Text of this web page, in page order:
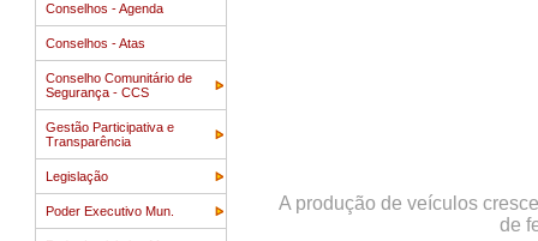
Conselhos - Agenda
Conselhos - Atas
Conselho Comunitário de
Segurança - CCS
Gestão Participativa e
Transparência
Legislação
Poder Executivo Mun.
A produção de veículos
de